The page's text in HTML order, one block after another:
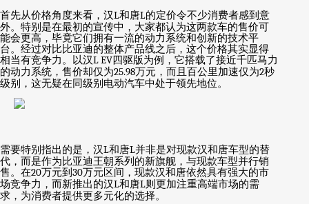
首先从价格角度来看，汉L和唐L的定价令不少消费者感到意
外。特别是在最初的宣传中，大家都认为这两款车的售价可
能会更高，毕竟它们拥有一流的动力系统和创新的技术平
台。经过对比比亚迪的整体产品线之后，这个价格其实显得
相当有竞争力。以汉L EV四驱版为例，它搭载了接近千匹马力
的动力系统，售价却仅为25.98万元，而且百公里加速仅为2秒
级别，这无疑在同级别电动汽车中处于领先地位。
需要特别指出的是，汉L和唐L并非是对现款汉和唐车型的替
代，而是作为比亚迪王朝系列的新旗舰，与现款车型并行销
售。在20万元到 30万元区间，现款汉和唐依然具有强大的市
场竞争力，而新推出的汉L和唐L则更加注重高端市场的需
求，为消费者提供更多元化的选择。